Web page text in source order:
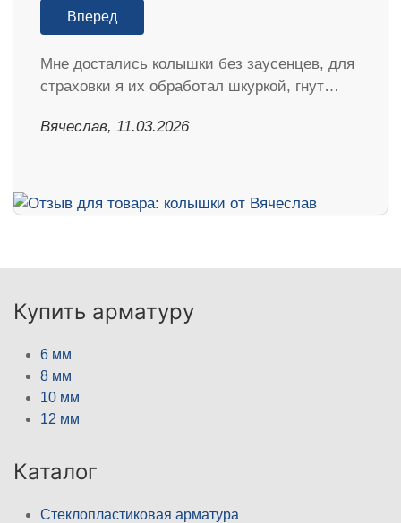
Вперед
Мне достались колышки без заусенцев, для
страховки я их обработал шкуркой, гнут…
Вячеслав, 11.03.2026
Купить арматуру
6 мм
8 мм
10 мм
12 мм
Каталог
Стеклопластиковая арматура